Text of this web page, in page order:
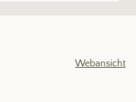
Webansicht